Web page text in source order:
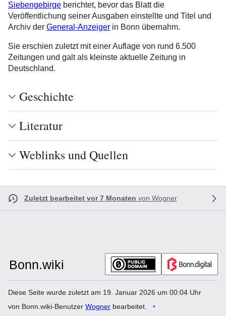
Siebengebirge berichtet, bevor das Blatt die
Veröffentlichung seiner Ausgaben einstellte und Titel und
Archiv der General-Anzeiger in Bonn übernahm.
Sie erschien zuletzt mit einer Auflage von rund 6.500
Zeitungen und galt als kleinste aktuelle Zeitung in
Deutschland.
Geschichte
Literatur
Weblinks und Quellen
Zuletzt bearbeitet vor 7 Monaten von Wogner
Diese Seite wurde zuletzt am 19. Januar 2026 um 00:04 Uhr
von Bonn.wiki-Benutzer Wogner bearbeitet.